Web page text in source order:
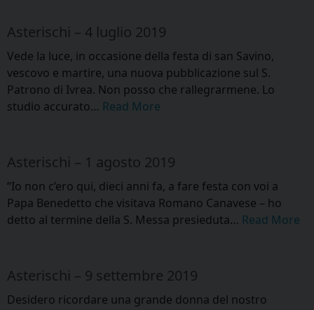
Asterischi – 4 luglio 2019
Vede la luce, in occasione della festa di san Savino,
vescovo e martire, una nuova pubblicazione sul S.
Patrono di Ivrea. Non posso che rallegrarmene. Lo
studio accurato… Read More
Asterischi – 1 agosto 2019
“Io non c’ero qui, dieci anni fa, a fare festa con voi a
Papa Benedetto che visitava Romano Canavese – ho
detto al termine della S. Messa presieduta… Read More
Asterischi – 9 settembre 2019
Desidero ricordare una grande donna del nostro